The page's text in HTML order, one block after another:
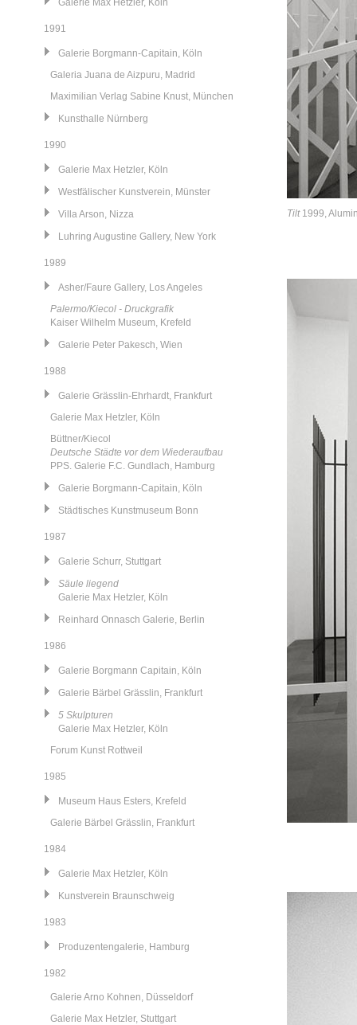
Tilt1999,
Galerie Max Hetzler, Köln
1991
Galerie Borgmann-Capitain, Köln
Galeria Juana de Aizpuru, Madrid
Maximilian Verlag Sabine Knust, München
Kunsthalle Nürnberg
1990
Galerie Max Hetzler, Köln
Westfälischer Kunstverein, Münster
Villa Arson, Nizza
Luhring Augustine Gallery, New York
1989
Asher/Faure Gallery, Los Angeles
Palermo/Kiecol - Druckgrafik
Kaiser Wilhelm Museum, Krefeld
Galerie Peter Pakesch, Wien
1988
Galerie Grässlin-Ehrhardt, Frankfurt
Galerie Max Hetzler, Köln
Büttner/Kiecol
Deutsche Städte vor dem Wiederaufbau
PPS. Galerie F.C. Gundlach, Hamburg
Galerie Borgmann-Capitain, Köln
Städtisches Kunstmuseum Bonn
1987
Galerie Schurr, Stuttgart
Säule liegend
Galerie Max Hetzler, Köln
Reinhard Onnasch Galerie, Berlin
1986
Galerie Borgmann Capitain, Köln
Galerie Bärbel Grässlin, Frankfurt
5 Skulpturen
Galerie Max Hetzler, Köln
Forum Kunst Rottweil
1985
Museum Haus Esters, Krefeld
Galerie Bärbel Grässlin, Frankfurt
1984
Galerie Max Hetzler, Köln
Kunstverein Braunschweig
1983
Produzentengalerie, Hamburg
1982
Galerie Arno Kohnen, Düsseldorf
Galerie Max Hetzler, Stuttgart